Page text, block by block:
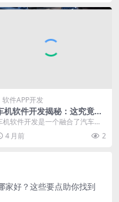
软件APP开发
机软件开发揭秘：这究竟是
份怎样的工作？
机软件开发是一个融合了汽车工
、电子技术、软件工程等多领域
识的综合性工作，它...
4 月前 2
家好？这些要点助你找到